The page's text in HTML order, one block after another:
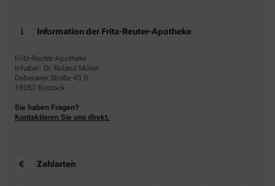
Information der Fritz-Reuter-Apotheke
Fritz-Reuter-Apotheke
Inhaber: Dr. Roland Müller
Doberaner Straße 43 B
18057 Rostock
Sie haben Fragen?
Kontaktieren Sie uns direkt.
Zahlarten